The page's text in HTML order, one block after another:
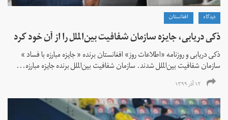
دیدگاه افغانستان
ذکی دریابی، جایزه سازمان شفافیت بین‌الملل را از آن خود کرد
ذکی دریابی و روزنامه «اطلاعات‌ روز» افغانستان برنده « جایزه مبارزه با فساد »
سازمان شفافیت بین‌الملل شدند. سازمان شفافیت بین‌الملل برنده جایزه مبارزه...
۱۲ آذر ۱۳۹۹